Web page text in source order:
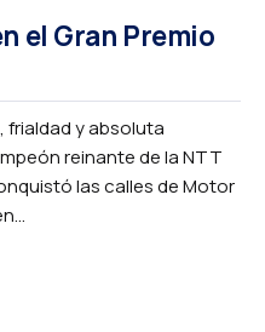
el Gran Premio
frialdad y absoluta
reinante de la NTT
las calles de Motor